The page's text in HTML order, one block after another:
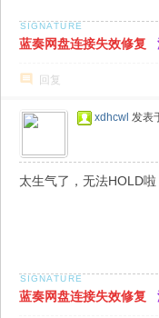
蓝奏网盘连接失效修复
回复
xdhcwl 发表
太生气了，无法HOLD啦
蓝奏网盘连接失效修复